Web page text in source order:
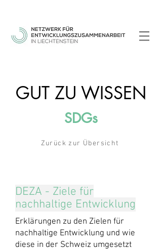
GUT ZU WISSEN
SDGs
Zurück zur Übersicht
DEZA - Ziele für
nachhaltige Entwicklung
Erklärungen zu den Zielen für
nachhaltige Entwicklung und wie
diese in der Schweiz umgesetzt